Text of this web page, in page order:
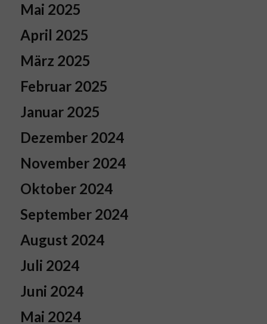
Mai 2025
April 2025
März 2025
Februar 2025
Januar 2025
Dezember 2024
November 2024
Oktober 2024
September 2024
August 2024
Juli 2024
Juni 2024
Mai 2024